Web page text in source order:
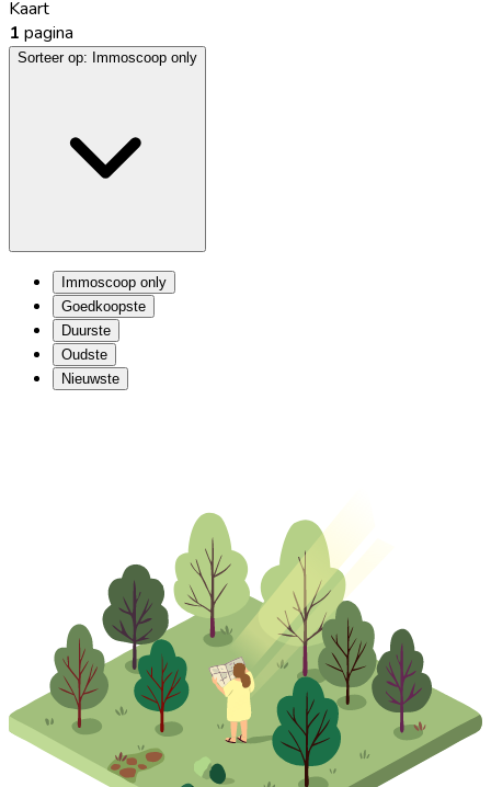
Kaart
1 pagina
Sorteer op: Immoscoop only
Immoscoop only
Goedkoopste
Duurste
Oudste
Nieuwste